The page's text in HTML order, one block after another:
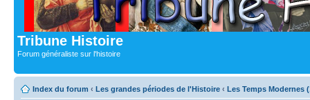
Tribune Histoire
Forum généraliste sur l'histoire
Index du forum ‹ Les grandes périodes de l'Histoire ‹ Les Temps Modernes